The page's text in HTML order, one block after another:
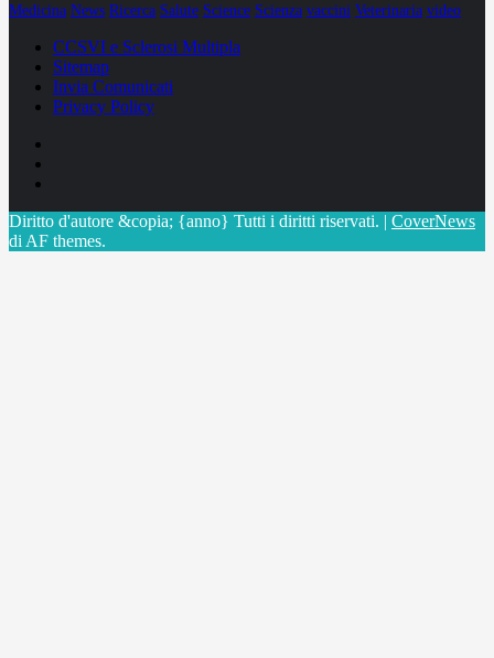
Medicina News Ricerca Salute Science Scienza vaccini Veterinaria video
CCSVI e Sclerosi Multipla
Sitemap
Invia Comunicati
Privacy Policy
Diritto d'autore &copia; {anno} Tutti i diritti riservati. | CoverNews
di AF themes.